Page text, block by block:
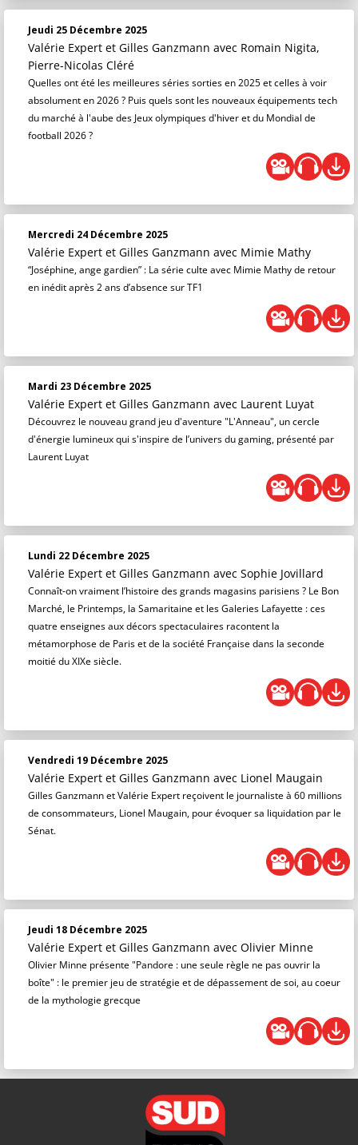
Jeudi 25 Décembre 2025
Valérie Expert et Gilles Ganzmann avec Romain Nigita,
Pierre-Nicolas Cléré
Quelles ont été les meilleures séries sorties en 2025 et celles à voir
absolument en 2026 ? Puis quels sont les nouveaux équipements tech
du marché à l'aube des Jeux olympiques d'hiver et du Mondial de
football 2026 ?
Mercredi 24 Décembre 2025
Valérie Expert et Gilles Ganzmann avec Mimie Mathy
“Joséphine, ange gardien” : La série culte avec Mimie Mathy de retour
en inédit après 2 ans d’absence sur TF1
Mardi 23 Décembre 2025
Valérie Expert et Gilles Ganzmann avec Laurent Luyat
Découvrez le nouveau grand jeu d'aventure "L'Anneau", un cercle
d'énergie lumineux qui s'inspire de l’univers du gaming, présenté par
Laurent Luyat
Lundi 22 Décembre 2025
Valérie Expert et Gilles Ganzmann avec Sophie Jovillard
Connaît-on vraiment l’histoire des grands magasins parisiens ? Le Bon
Marché, le Printemps, la Samaritaine et les Galeries Lafayette : ces
quatre enseignes aux décors spectaculaires racontent la
métamorphose de Paris et de la société Française dans la seconde
moitié du XIXe siècle.
Vendredi 19 Décembre 2025
Valérie Expert et Gilles Ganzmann avec Lionel Maugain
Gilles Ganzmann et Valérie Expert reçoivent le journaliste à 60 millions
de consommateurs, Lionel Maugain, pour évoquer sa liquidation par le
Sénat.
Jeudi 18 Décembre 2025
Valérie Expert et Gilles Ganzmann avec Olivier Minne
Olivier Minne présente "Pandore : une seule règle ne pas ouvrir la
boîte" : le premier jeu de stratégie et de dépassement de soi, au coeur
de la mythologie grecque